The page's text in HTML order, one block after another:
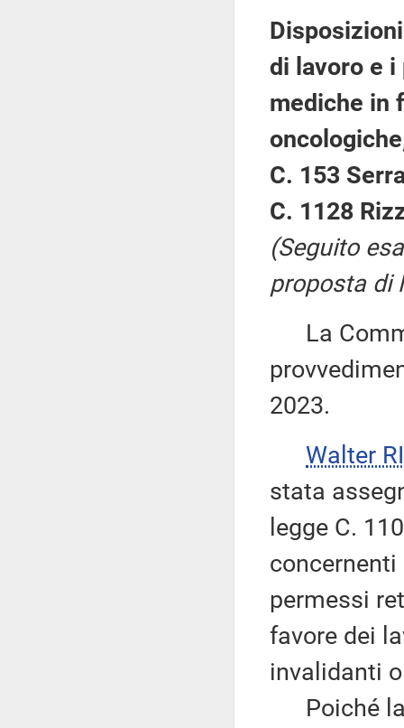
di lavoro e
mediche in
C. 153
C. 1128
(Seguito
proposta di
La
2023.
Walter
stata
legge C.
permessi
favore dei
invalidanti
Poiché la